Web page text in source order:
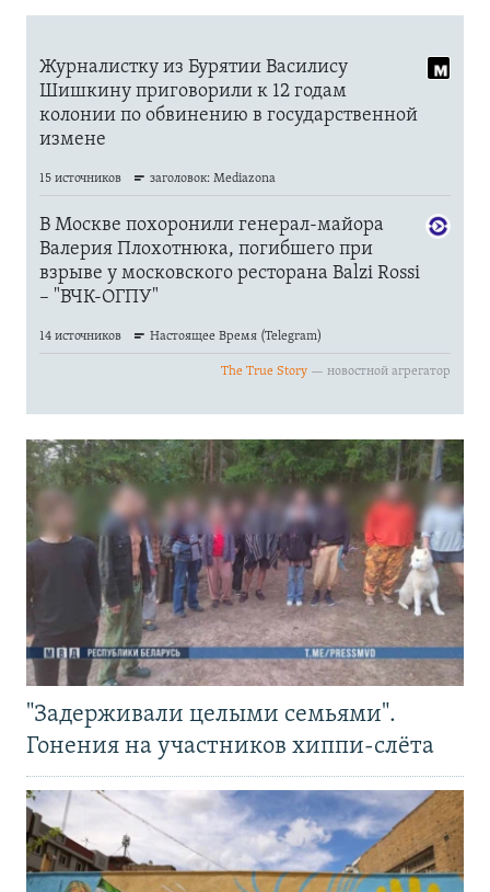
"Задерживали целыми семьями".
Гонения на участников хиппи-слёта